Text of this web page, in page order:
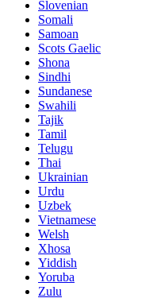
Slovenian
Somali
Samoan
Scots Gaelic
Shona
Sindhi
Sundanese
Swahili
Tajik
Tamil
Telugu
Thai
Ukrainian
Urdu
Uzbek
Vietnamese
Welsh
Xhosa
Yiddish
Yoruba
Zulu